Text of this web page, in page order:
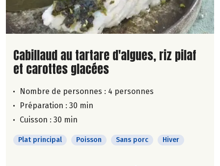
Lire la suite de la recette
Cabillaud au tartare d'algues, riz pilaf
et carottes glacées
Nombre de personnes : 4 personnes
Préparation : 30 min
Cuisson : 30 min
Plat principal Poisson Sans porc Hiver